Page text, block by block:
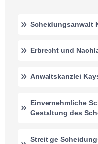
Scheidungsanwalt
Erbrecht und
Anwaltskanzlei
Einvernehmliche
Gestaltung des
Streitige